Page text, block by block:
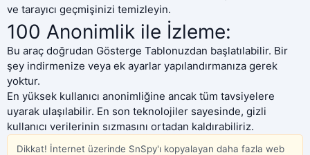
ve tarayıcı geçmişinizi temizleyin.
100 Anonimlik ile İzleme:
Bu araç doğrudan Gösterge Tablonuzdan başlatılabilir. Bir
şey indirmenize veya ek ayarlar yapılandırmanıza gerek
yoktur.
En yüksek kullanıcı anonimliğine ancak tüm tavsiyelere
uyarak ulaşılabilir. En son teknolojiler sayesinde, gizli
kullanıcı verilerinin sızmasını ortadan kaldırabiliriz.
Dikkat! İnternet üzerinde SnSpy'ı kopyalayan daha fazla web